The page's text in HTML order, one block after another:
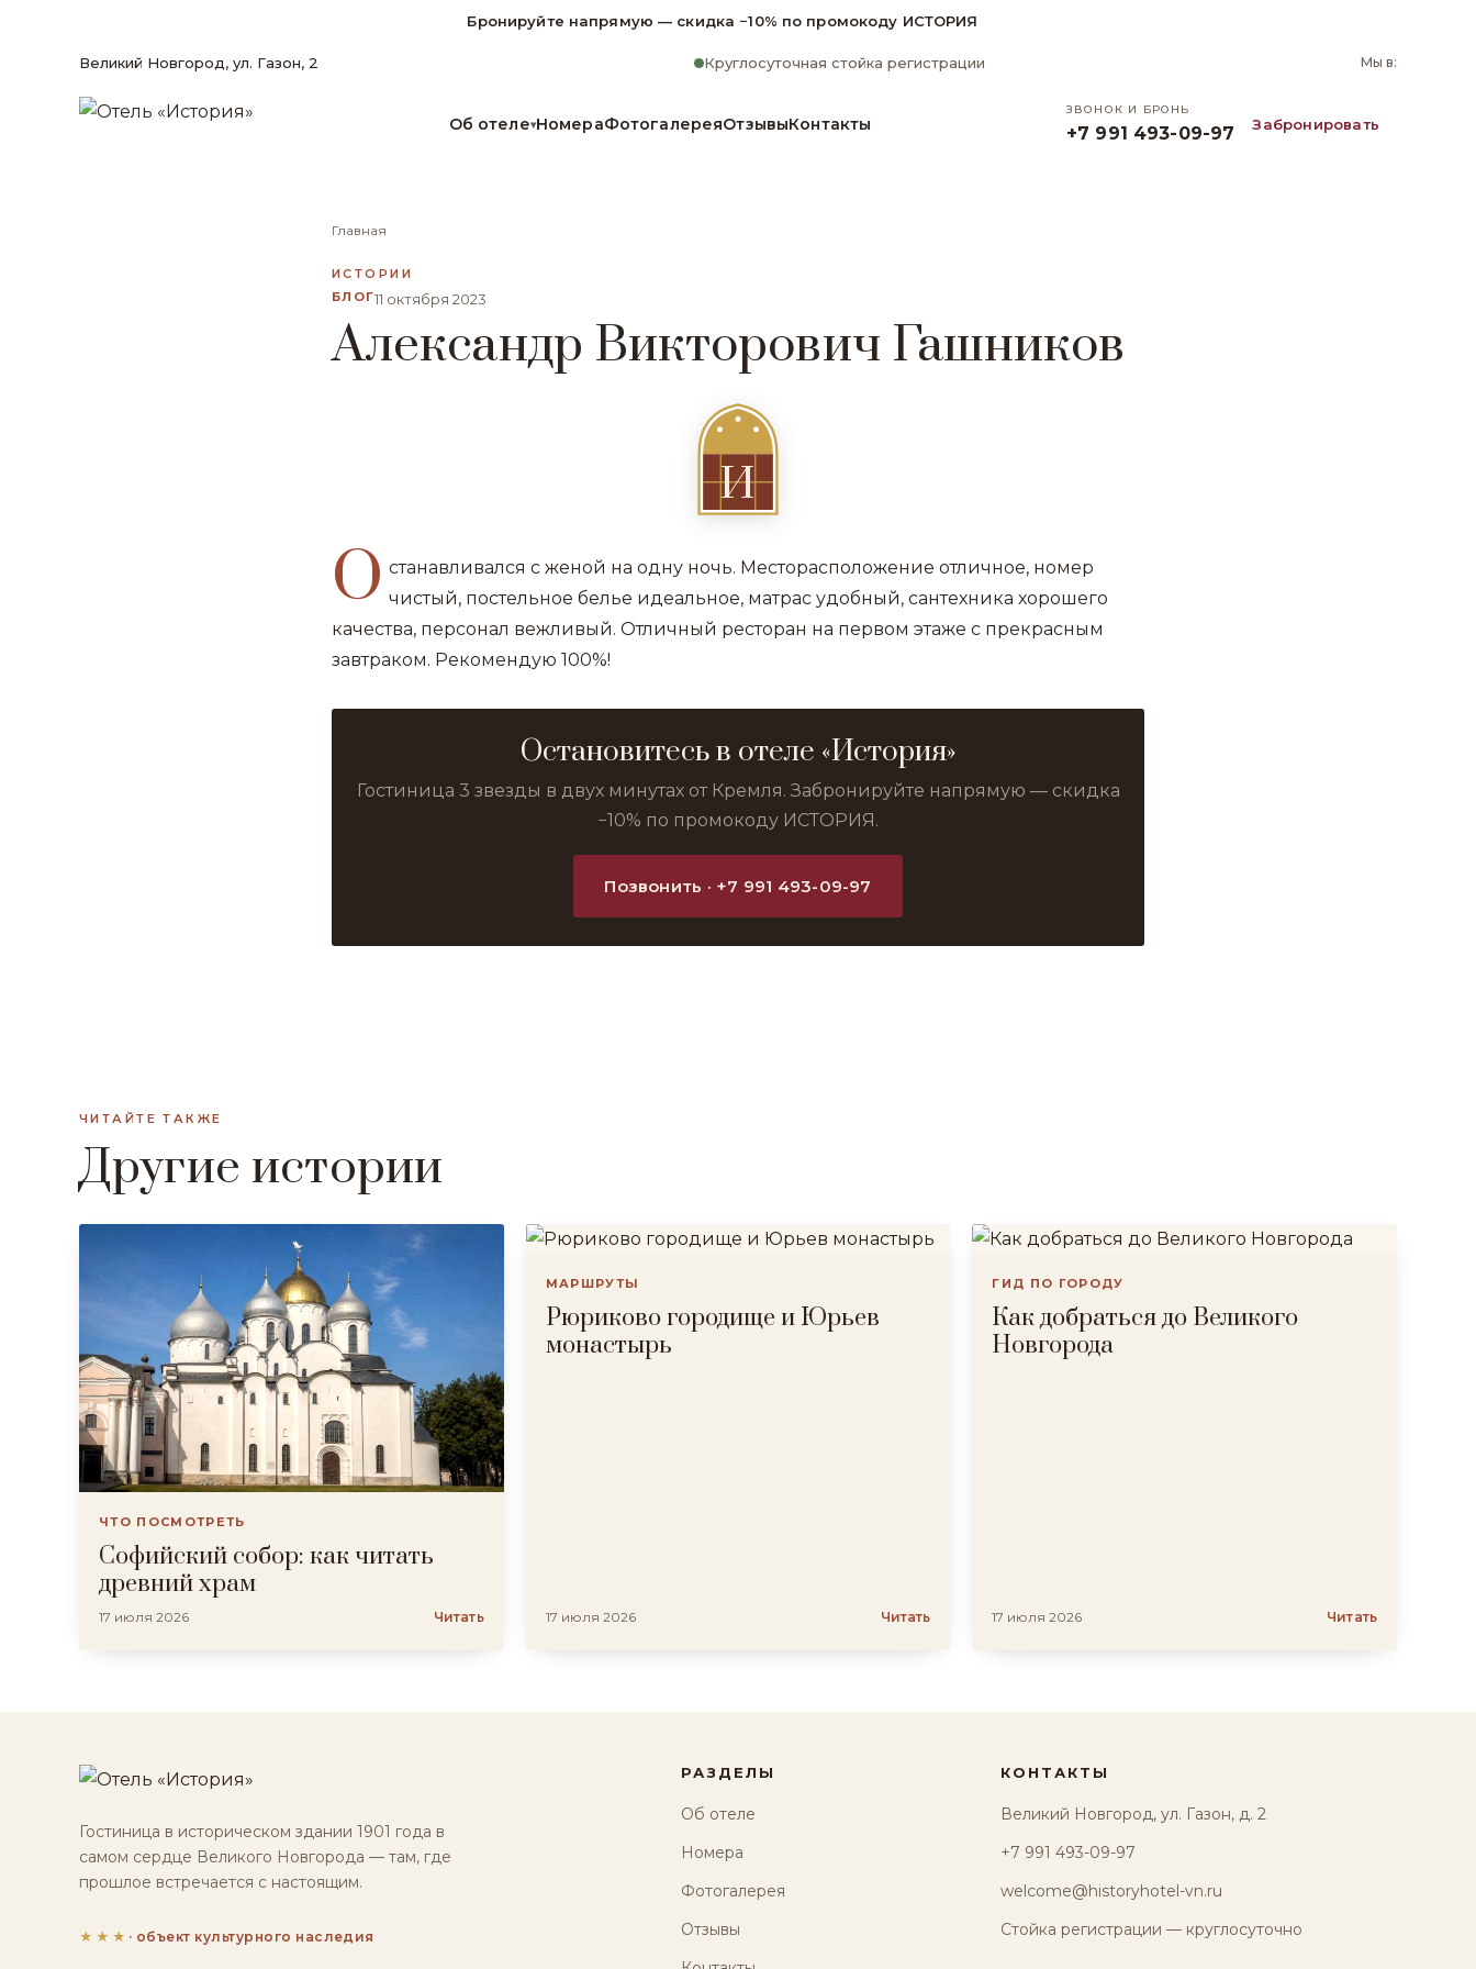
Бронируйте напрямую — скидка −10% по промокоду ИСТОРИЯ
Великий Новгород, ул. Газон, 2 Круглосуточная стойка регистрации Мы в:
Об отеле▾НомераФотогалереяОтзывыКонтакты
ЗВОНОК И БРОНЬ
+7 991 493-09-97 Забронировать
Главная
ИСТОРИИ
БЛОГ11 октября 2023
Александр Викторович Гашников
И
О станавливался с женой на одну ночь. Месторасположение отличное, номер
чистый, постельное белье идеальное, матрас удобный, сантехника хорошего
качества, персонал вежливый. Отличный ресторан на первом этаже с прекрасным
завтраком. Рекомендую 100%!
Остановитесь в отеле «История»
Гостиница 3 звезды в двух минутах от Кремля. Забронируйте напрямую — скидка
−10% по промокоду ИСТОРИЯ.
Позвонить · +7 991 493-09-97
ЧИТАЙТЕ ТАКЖЕ
Другие истории
ЧТО ПОСМОТРЕТЬ
Софийский собор: как читать
древний храм
17 июля 2026 Читать
МАРШРУТЫ
Рюриково городище и Юрьев
монастырь
17 июля 2026 Читать
ГИД ПО ГОРОДУ
Как добраться до Великого
Новгорода
17 июля 2026 Читать
Гостиница в историческом здании 1901 года в
самом сердце Великого Новгорода — там, где
прошлое встречается с настоящим.
★★★ · объект культурного наследия
РАЗДЕЛЫ
Об отеле
Номера
Фотогалерея
Отзывы
КОНТАКТЫ
Великий Новгород, ул. Газон, д. 2
+7 991 493-09-97
welcome@historyhotel-vn.ru
Стойка регистрации — круглосуточно